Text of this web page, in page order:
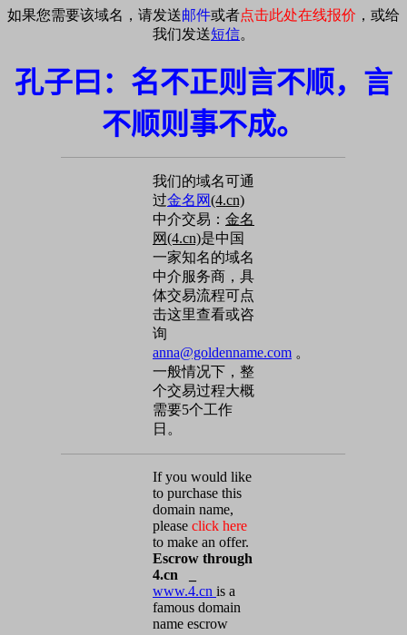
如果您需要该域名，请发送邮件或者点击此处在线报价 ，或给
我们发送短信。
孔子曰：名不正则言不顺，言
不顺则事不成。
我们的域名可通
过金名网(4.cn)
中介交易： 金名
网(4.cn)是中国
一家知名的域名
中介服务商，具
体交易流程可点
击这里查看或咨
询
anna@goldenname.com 。
一般情况下，整
个交易过程大概
需要5个工作
日。
If you would like
to purchase this
domain name,
please click here
to make an offer.
Escrow through
4.cn _
www.4.cn is a
famous domain
name escrow